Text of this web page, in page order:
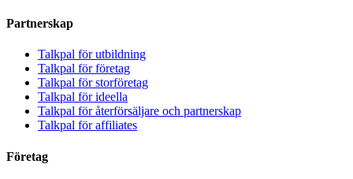
Partnerskap
Talkpal för utbildning
Talkpal för företag
Talkpal för storföretag
Talkpal för ideella
Talkpal för återförsäljare och partnerskap
Talkpal för affiliates
Företag